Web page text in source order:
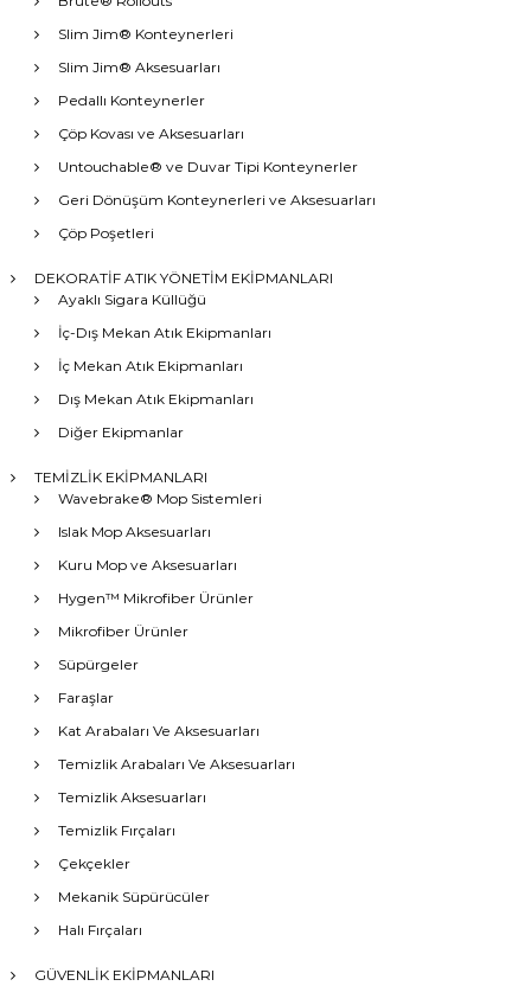
Slim Jim® Konteynerleri
Slim Jim® Aksesuarları
Pedallı Konteynerler
Çöp Kovası ve Aksesuarları
Untouchable® ve Duvar Tipi Konteynerler
Geri Dönüşüm Konteynerleri ve Aksesuarları
Çöp Poşetleri
DEKORATİF ATIK YÖNETİM EKİPMANLARI
Ayaklı Sigara Küllüğü
İç-Dış Mekan Atık Ekipmanları
İç Mekan Atık Ekipmanları
Dış Mekan Atık Ekipmanları
Diğer Ekipmanlar
TEMİZLİK EKİPMANLARI
Wavebrake® Mop Sistemleri
Islak Mop Aksesuarları
Kuru Mop ve Aksesuarları
Hygen™ Mikrofiber Ürünler
Mikrofiber Ürünler
Süpürgeler
Faraşlar
Kat Arabaları Ve Aksesuarları
Temizlik Arabaları Ve Aksesuarları
Temizlik Aksesuarları
Temizlik Fırçaları
Çekçekler
Mekanik Süpürücüler
Halı Fırçaları
GÜVENLİK EKİPMANLARI